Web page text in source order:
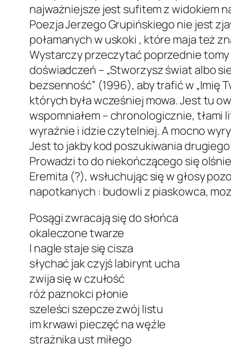
najważniejsze jest sufitem z widokiem
Poezja Jerzego Grupińskiego nie jest
połamanych w uskoki , które maja też
Wystarczy przeczytać poprzednie
doświadczeń – „Stworzysz świat albo
bezsenność” (1996), aby trafić w „Imię
których była wcześniej mowa. Jest tu
wspomniałem – chronologicznie,
wyraźnie i idzie czytelniej. A mocno
Jest to jakby kod poszukiwania
Prowadzi to do niekończącego się
Eremita (?), wsłuchując się w głosy
napotkanych : budowli z piaskowca,
Posągi zwracają się do słońca
okaleczone twarze
I nagle staje się cisza
słychać jak czyjś labirynt ucha
zwija się w czułość
róż paznokci płonie
szeleści szepcze zwój listu
im krwawi pieczęć na węźle
strażnika ust miłego